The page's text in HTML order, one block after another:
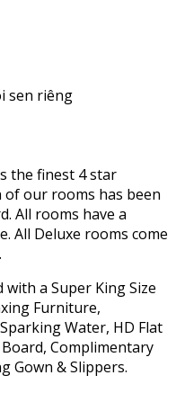
sen riêng
the finest 4 star
of our rooms has been
All rooms have a
All Deluxe rooms come
with a Super King Size
Furniture,
Water, HD Flat
Complimentary
Gown & Slippers.